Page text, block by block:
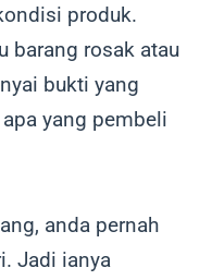
produk.
barang rosak atau
bukti yang
yang pembeli
anda pernah
Jadi ianya